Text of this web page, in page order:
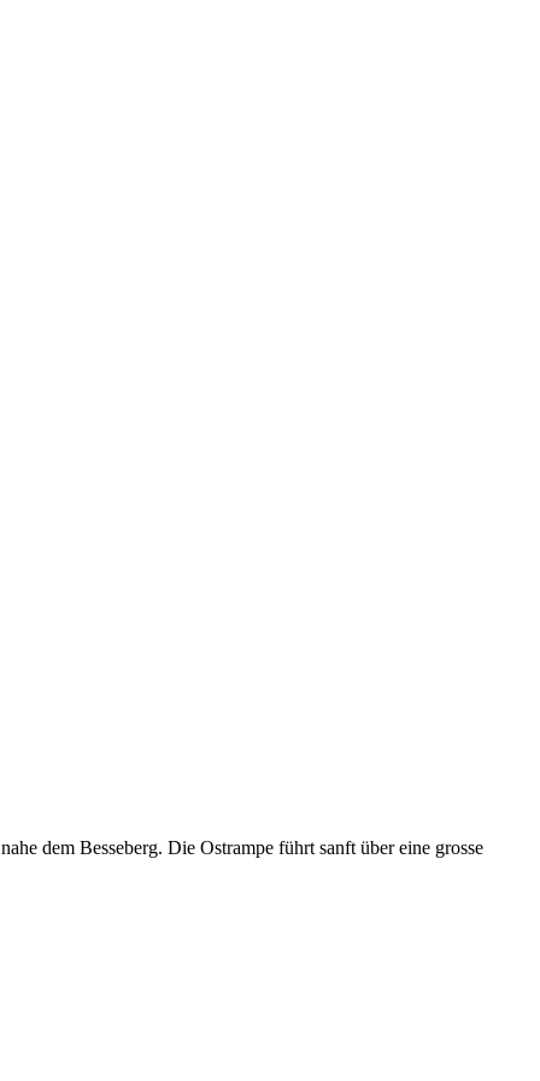
dem Besseberg. Die Ostrampe führt sanft über eine grosse